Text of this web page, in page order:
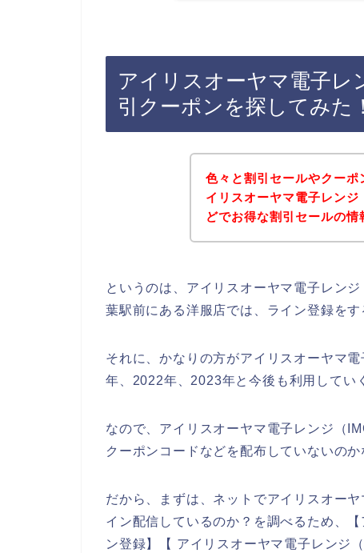
アイリスオーヤマ電子レ
引クーポンを探してみた！
色々と割引セールやクー
イリスオーヤマ電子レン
どでお得な割引セールの情
というのは、アイリスオーヤマ電子レン
葉駅前にある洋服店では、ライン登録を
それに、かなりの方がアイリスオーヤマ
年、2022年、2023年と今後も利用してい
なので、アイリスオーヤマ電子レンジ（
クーポンコードなどを配布していないのか
だから、まずは、ネットでアイリスオー
イン配信しているのか？を調べるため、
ン登録】【 アイリスオーヤマ電子レンジ